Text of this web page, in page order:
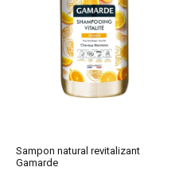
Sampon natural revitalizant
Gamarde